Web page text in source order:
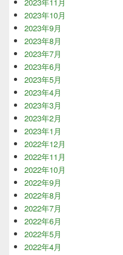
2023年10月
2023年9月
2023年8月
2023年7月
2023年6月
2023年5月
2023年4月
2023年3月
2023年2月
2023年1月
2022年12月
2022年11月
2022年10月
2022年9月
2022年8月
2022年7月
2022年6月
2022年5月
2022年4月